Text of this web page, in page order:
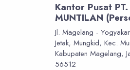
Kantor Pusat PT.
MUNTILAN
Jl. Magelang -
Jetak, Mungkid, Kec.
Kabupaten Magelang,
56512